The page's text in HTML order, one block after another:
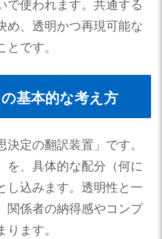
で使われます。共通する
め、透明かつ再現可能な
です。
基本的な考え方
定の翻訳装置」です。
を、具体的な配分（何に
し込みます。透明性と一
関係者の納得感やコンプ
ます。